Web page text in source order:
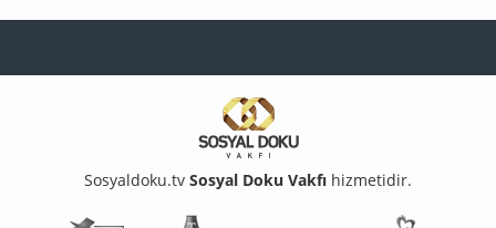
Sosyaldoku.tv Sosyal Doku Vakfı hizmetidir.
Fetva Meclisi
Genç Doku